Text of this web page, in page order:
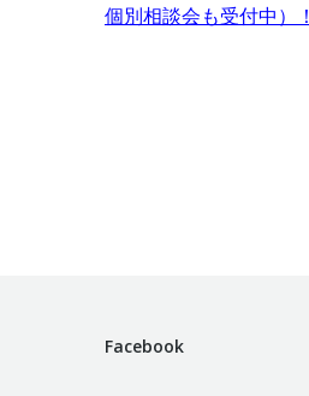
個別相談会も受付中）！
Facebook